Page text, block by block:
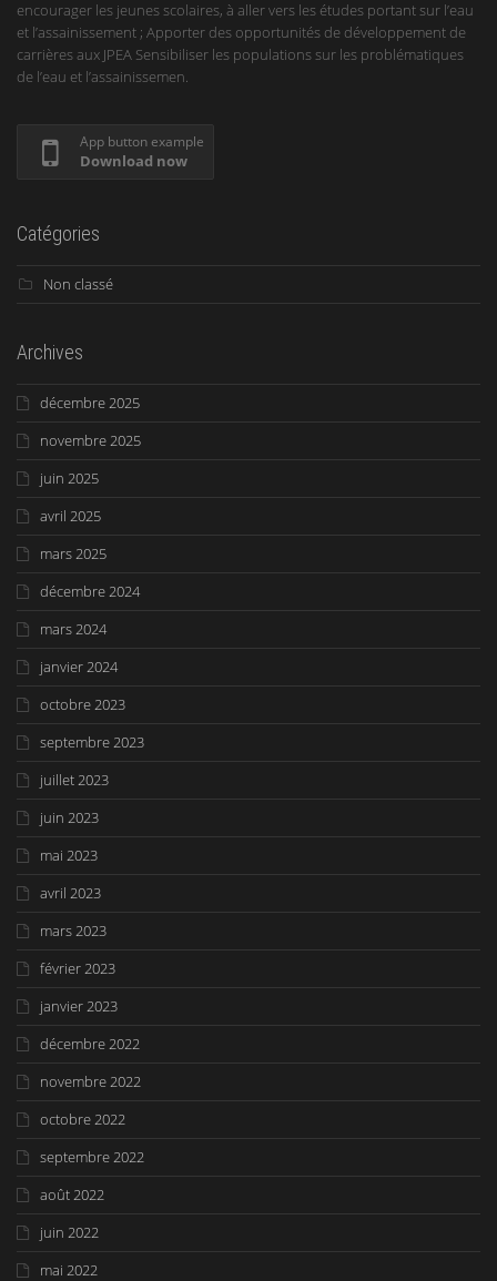
encourager les jeunes scolaires, à aller vers les études portant sur l’eau
et l’assainissement ; Apporter des opportunités de développement de
carrières aux JPEA Sensibiliser les populations sur les problématiques
de l’eau et l’assainissemen.
App button example
Download now
Catégories
Non classé
Archives
décembre 2025
novembre 2025
juin 2025
avril 2025
mars 2025
décembre 2024
mars 2024
janvier 2024
octobre 2023
septembre 2023
juillet 2023
juin 2023
mai 2023
avril 2023
mars 2023
février 2023
janvier 2023
décembre 2022
novembre 2022
octobre 2022
septembre 2022
août 2022
juin 2022
mai 2022